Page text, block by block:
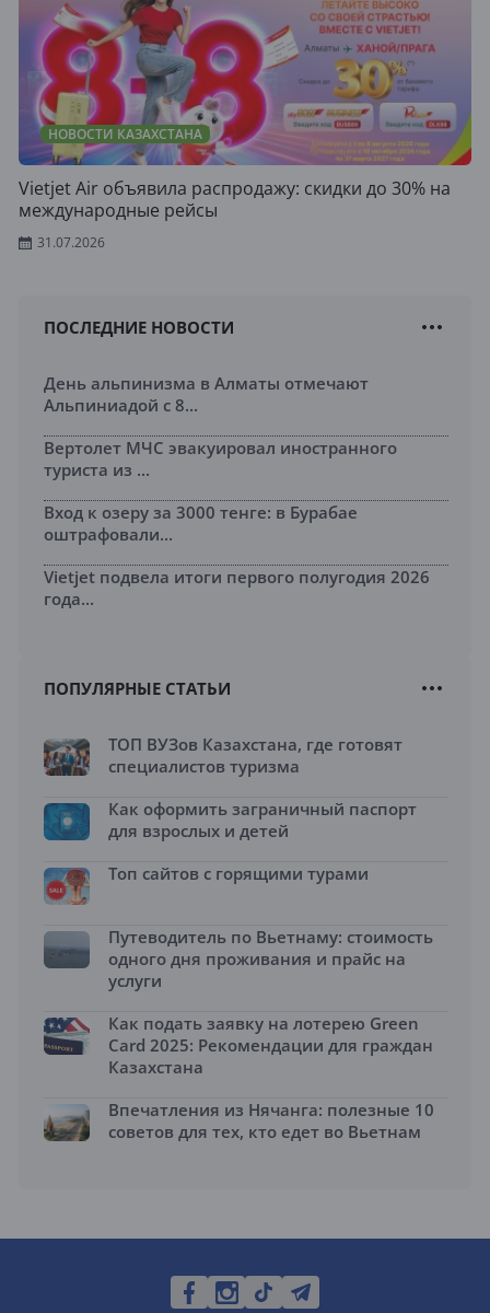
НОВОСТИ КАЗАХСТАНА
Vietjet Air объявила распродажу: скидки до 30% на
международные рейсы
31.07.2026
ПОСЛЕДНИЕ НОВОСТИ
День альпинизма в Алматы отмечают
Альпиниадой с 8...
Вертолет МЧС эвакуировал иностранного
туриста из ...
Вход к озеру за 3000 тенге: в Бурабае
оштрафовали...
Vietjet подвела итоги первого полугодия 2026
года...
ПОПУЛЯРНЫЕ СТАТЬИ
ТОП ВУЗов Казахстана, где готовят
специалистов туризма
Как оформить заграничный паспорт
для взрослых и детей
Топ сайтов с горящими турами
Путеводитель по Вьетнаму: стоимость
одного дня проживания и прайс на
услуги
Как подать заявку на лотерею Green
Card 2025: Рекомендации для граждан
Казахстана
Впечатления из Нячанга: полезные 10
советов для тех, кто едет во Вьетнам